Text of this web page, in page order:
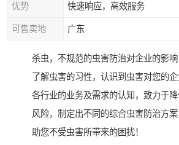
优势 快速响应，高效服务
可售卖地 广东
杀虫，不规范的虫害防治对企业的影
了解虫害的习性，认识到虫害对您的
各行业的业务及需求的认知，致力于
风险，制定出不同的综合虫害防治方
助您不受虫害所带来的困扰！